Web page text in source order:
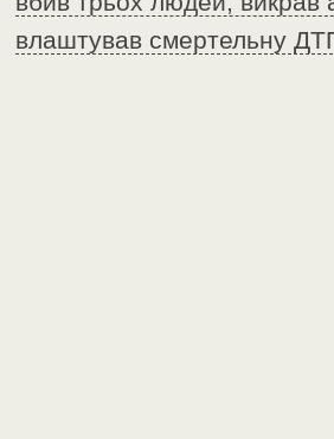
влаштував смертельну